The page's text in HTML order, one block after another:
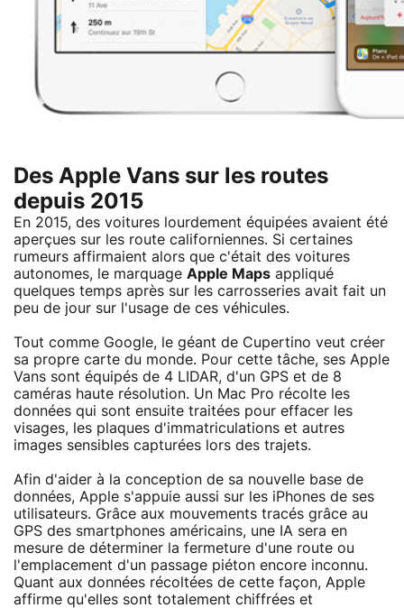
Des Apple Vans sur les routes
depuis 2015
En 2015, des voitures lourdement équipées avaient été
aperçues sur les route californiennes. Si certaines
rumeurs affirmaient alors que c'était des voitures
autonomes, le marquage Apple Maps appliqué
quelques temps après sur les carrosseries avait fait un
peu de jour sur l'usage de ces véhicules.
Tout comme Google, le géant de Cupertino veut créer
sa propre carte du monde. Pour cette tâche, ses Apple
Vans sont équipés de 4 LIDAR, d'un GPS et de 8
caméras haute résolution. Un Mac Pro récolte les
données qui sont ensuite traitées pour effacer les
visages, les plaques d'immatriculations et autres
images sensibles capturées lors des trajets.
Afin d'aider à la conception de sa nouvelle base de
données, Apple s'appuie aussi sur les iPhones de ses
utilisateurs. Grâce aux mouvements tracés grâce au
GPS des smartphones américains, une IA sera en
mesure de déterminer la fermeture d'une route ou
l'emplacement d'un passage piéton encore inconnu.
Quant aux données récoltées de cette façon, Apple
affirme qu'elles sont totalement chiffrées et